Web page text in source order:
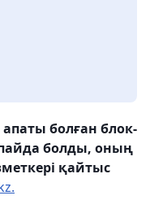
апаты болған блок-
пайда болды, оның
қайтыс